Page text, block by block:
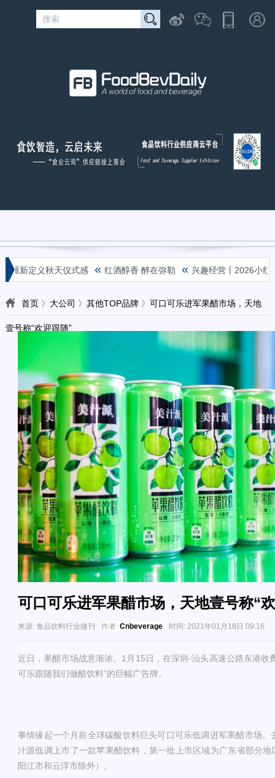
新定义秋天仪式感 « 红酒醇香 醉在弥勒 « 兴趣经营丨2026小红书
首页》 大公司 》 其他TOP品牌》 可口可乐进军果醋市场，天地
壹号称“欢迎跟随”
可口可乐进军果醋市场，天地壹号称“
来源: 食品饮料行业微刊 作者: Cnbeverage 时间: 2021年01月18日 09:16
近日，果醋市场战意渐浓。1月15日，在深圳-汕头高速公路东港收
可乐跟随我们做醋饮料”的巨幅广告牌。
事情缘起一个月前全球碳酸饮料巨头可口可乐低调进军果醋市场
汁源低调上市了一款苹果醋饮料，第一批上市区域为广东省部分
阳江市和云浮市除外）。